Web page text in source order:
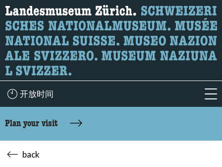
What are you looking for?
Here you can search for content on the page.
开放时间
Plan your visit
back